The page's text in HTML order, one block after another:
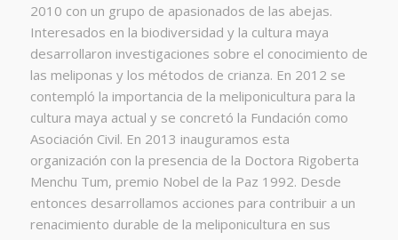
2010 con un grupo de apasionados de las abejas.
Interesados en la biodiversidad y la cultura maya
desarrollaron investigaciones sobre el conocimiento de
las meliponas y los métodos de crianza. En 2012 se
contempló la importancia de la meliponicultura para la
cultura maya actual y se concretó la Fundación como
Asociación Civil. En 2013 inauguramos esta
organización con la presencia de la Doctora Rigoberta
Menchu Tum, premio Nobel de la Paz 1992. Desde
entonces desarrollamos acciones para contribuir a un
renacimiento durable de la meliponicultura en sus